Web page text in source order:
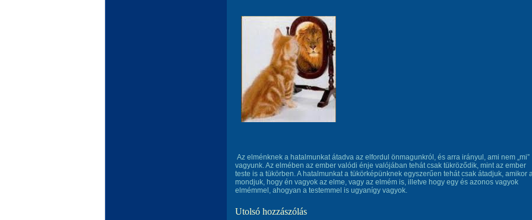
Az elménknek a hatalmunkat átadva az elfordul önmagunkról, és arra irányul, ami nem „mi”
vagyunk. Az elmében az ember valódi énje valójában tehát csak tükröződik, mint az ember
teste is a tükörben. A hatalmunkat a tükörképünknek egyszerűen tehát csak átadjuk, amikor
mondjuk, hogy én vagyok az elme, vagy az elmém is, illetve hogy egy és azonos vagyok
elmémmel, ahogyan a testemmel is ugyanígy vagyok.
Utolsó hozzászólás